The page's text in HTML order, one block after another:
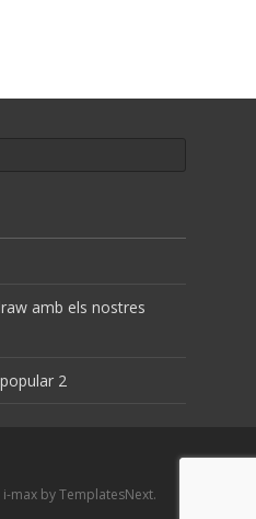
amb els nostres
2
i-max by TemplatesNext.